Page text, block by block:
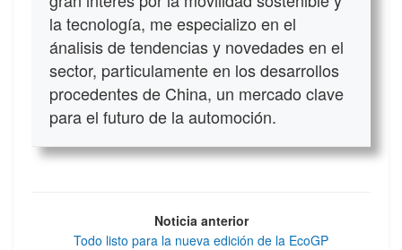
la tecnología, me especializo en el
ánalisis de tendencias y novedades en el
sector, particulamente en los desarrollos
procedentes de China, un mercado clave
para el futuro de la automoción.
Noticia anterior
Todo listo para la nueva edición de la EcoGP